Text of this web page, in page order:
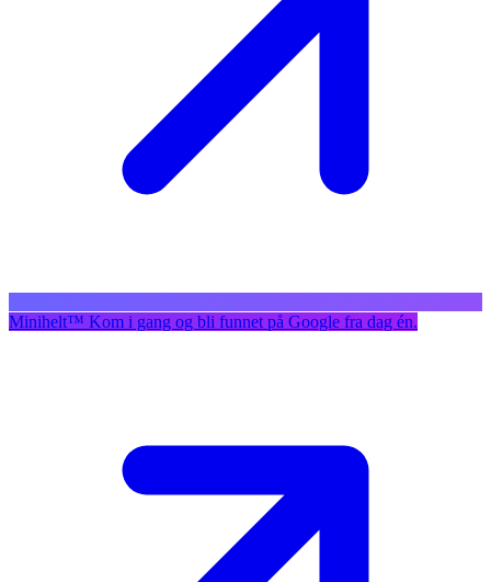
Minihelt™ Kom i gang og bli funnet på Google fra dag én.